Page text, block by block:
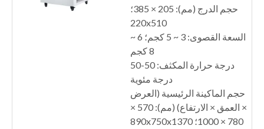
حجم الدرج (مم): 205 × 385؛
220x510
السعة القصوى: 3 ~ 5 كجم؛ 6 ~
8 كجم
درجة حرارة المكثف: 50-50
درجة مئوية
حجم الماكينة الرئيسية (العرض
× العمق × الارتفاع) (مم): 570 ×
780 × 1000؛ 890x750x1370